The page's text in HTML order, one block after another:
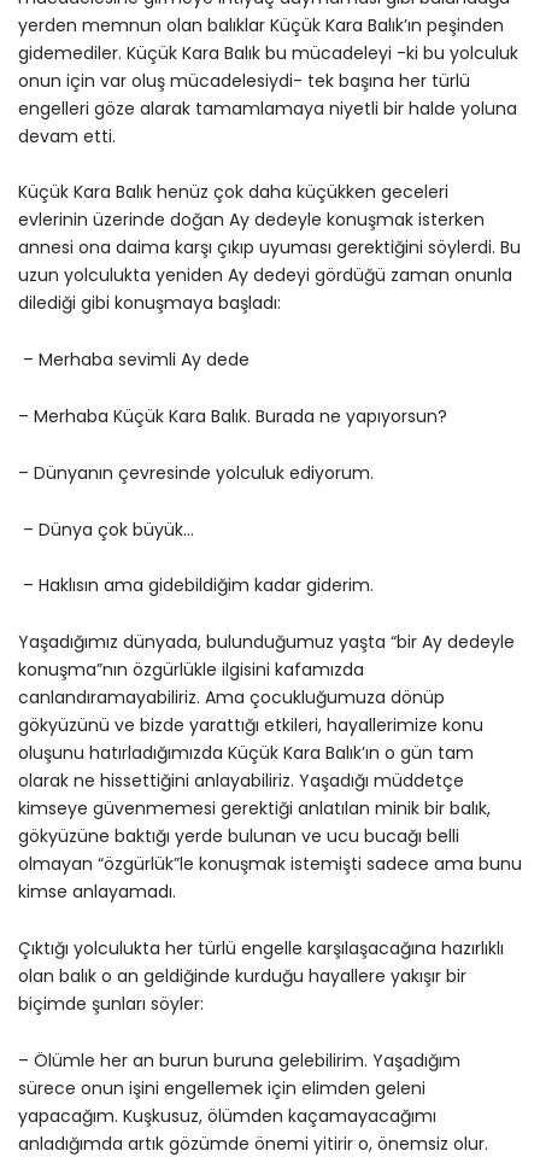
yerden memnun olan balıklar Küçük Kara Balık’ın peşinden
gidemediler. Küçük Kara Balık bu mücadeleyi -ki bu yolculuk
onun için var oluş mücadelesiydi- tek başına her türlü
engelleri göze alarak tamamlamaya niyetli bir halde yoluna
devam etti.
Küçük Kara Balık henüz çok daha küçükken geceleri
evlerinin üzerinde doğan Ay dedeyle konuşmak isterken
annesi ona daima karşı çıkıp uyuması gerektiğini söylerdi. Bu
uzun yolculukta yeniden Ay dedeyi gördüğü zaman onunla
dilediği gibi konuşmaya başladı:
– Merhaba sevimli Ay dede
– Merhaba Küçük Kara Balık. Burada ne yapıyorsun?
– Dünyanın çevresinde yolculuk ediyorum.
– Dünya çok büyük…
– Haklısın ama gidebildiğim kadar giderim.
Yaşadığımız dünyada, bulunduğumuz yaşta “bir Ay dedeyle
konuşma”nın özgürlükle ilgisini kafamızda
canlandıramayabiliriz. Ama çocukluğumuza dönüp
gökyüzünü ve bizde yarattığı etkileri, hayallerimize konu
oluşunu hatırladığımızda Küçük Kara Balık’ın o gün tam
olarak ne hissettiğini anlayabiliriz. Yaşadığı müddetçe
kimseye güvenmemesi gerektiği anlatılan minik bir balık,
gökyüzüne baktığı yerde bulunan ve ucu bucağı belli
olmayan “özgürlük”le konuşmak istemişti sadece ama bunu
kimse anlayamadı.
Çıktığı yolculukta her türlü engelle karşılaşacağına hazırlıklı
olan balık o an geldiğinde kurduğu hayallere yakışır bir
biçimde şunları söyler:
– Ölümle her an burun buruna gelebilirim. Yaşadığım
sürece onun işini engellemek için elimden geleni
yapacağım. Kuşkusuz, ölümden kaçamayacağımı
anladığımda artık gözümde önemi yitirir o, önemsiz olur.